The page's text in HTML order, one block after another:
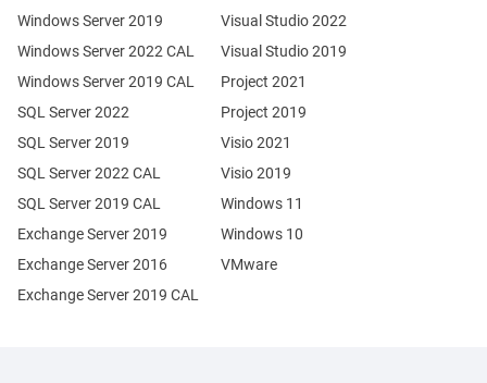
Windows Server 2019
Exchange Server 2019
Exchange Server 2016
SQL Server 2022
SQL Server 2019
Windows Server 2022 CAL
Windows Server 2019 CAL
SQL Server 2022 CAL
SQL Server 2019 CAL
Exchange Server 2019 CAL
Visual Studio 2022
Visual Studio 2019
Project 2021
Project 2019
Visio 2021
Visio 2019
Windows 11
Windows 10
VMware